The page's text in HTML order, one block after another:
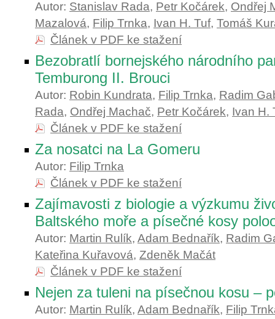
Autor: Stanislav Rada, Petr Kočárek, Ondřej
Mazalová, Filip Trnka, Ivan H. Tuf, Tomáš
Článek v PDF ke stažení
Bezobratlí bornejského národního
Temburong II. Brouci
Autor: Robin Kundrata, Filip Trnka, Radim
Rada, Ondřej Machač, Petr Kočárek, Ivan H.
Článek v PDF ke stažení
Za nosatci na La Gomeru
Autor: Filip Trnka
Článek v PDF ke stažení
Zajímavosti z biologie a výzkumu
Baltského moře a písečné kosy
Autor: Martin Rulík, Adam Bednařík, Radim
Kateřina Kuřavová, Zdeněk Mačát
Článek v PDF ke stažení
Nejen za tuleni na písečnou kosu –
Autor: Martin Rulík, Adam Bednařík, Filip